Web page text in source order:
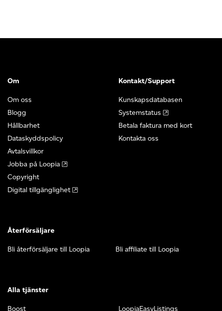
Om
Om oss
Blogg
Hållbarhet
Dataskyddspolicy
Avtalsvillkor
Jobba på Loopia
Copyright
Digital tillgänglighet
Kontakt/Support
Kunskapsdatabasen
Systemstatus
Betala faktura med kort
Kontakta oss
Återförsäljare
Bli återförsäljare till Loopia Bli affiliate till Loopia
Alla tjänster
Boost
LoopiaEasyListings